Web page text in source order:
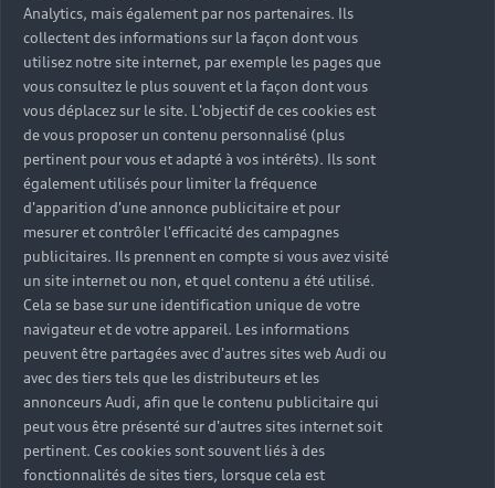
Analytics, mais également par nos partenaires. Ils
collectent des informations sur la façon dont vous
utilisez notre site internet, par exemple les pages que
vous consultez le plus souvent et la façon dont vous
vous déplacez sur le site. L'objectif de ces cookies est
de vous proposer un contenu personnalisé (plus
pertinent pour vous et adapté à vos intérêts). Ils sont
également utilisés pour limiter la fréquence
d'apparition d'une annonce publicitaire et pour
mesurer et contrôler l'efficacité des campagnes
publicitaires. Ils prennent en compte si vous avez visité
un site internet ou non, et quel contenu a été utilisé.
Cela se base sur une identification unique de votre
navigateur et de votre appareil. Les informations
peuvent être partagées avec d'autres sites web Audi ou
avec des tiers tels que les distributeurs et les
annonceurs Audi, afin que le contenu publicitaire qui
peut vous être présenté sur d'autres sites internet soit
pertinent. Ces cookies sont souvent liés à des
fonctionnalités de sites tiers, lorsque cela est